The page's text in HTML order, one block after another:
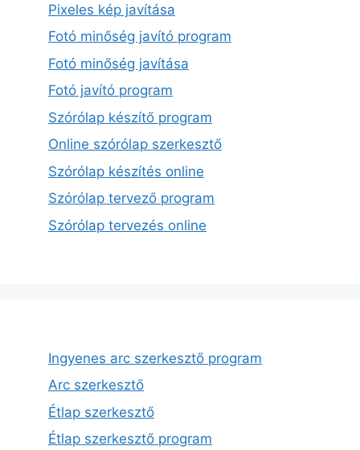
Pixeles kép javítása
Fotó minőség javító program
Fotó minőség javítása
Fotó javító program
Szórólap készítő program
Online szórólap szerkesztő
Szórólap készítés online
Szórólap tervező program
Szórólap tervezés online
Ingyenes arc szerkesztő program
Arc szerkesztő
Étlap szerkesztő
Étlap szerkesztő program